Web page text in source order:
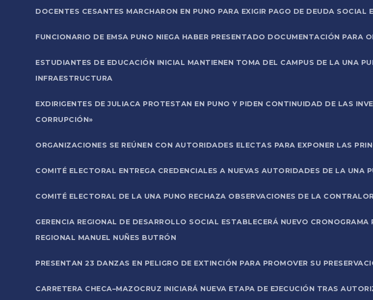
DOCENTES CESANTES MARCHARON EN PUNO PARA EXIGIR PAGO DE DEUDA SOCIAL
FUNCIONARIO DE EMSA PUNO NIEGA HABER PRESENTADO DOCUMENTACIÓN PARA
ESTUDIANTES DE EDUCACIÓN INICIAL MANTIENEN TOMA DEL CAMPUS DE LA UNA
INFRAESTRUCTURA
EXDIRIGENTES DE JULIACA PROTESTAN EN PUNO Y PIDEN CONTINUIDAD DE LAS
CORRUPCIÓN»
ORGANIZACIONES SE REÚNEN CON AUTORIDADES ELECTAS PARA EXPONER LAS
COMITÉ ELECTORAL ENTREGA CREDENCIALES A NUEVAS AUTORIDADES DE LA UNA
COMITÉ ELECTORAL DE LA UNA PUNO RECHAZA OBSERVACIONES DE LA
GERENCIA REGIONAL DE DESARROLLO SOCIAL ESTABLECERÁ NUEVO
REGIONAL MANUEL NUÑES BUTRÓN
PRESENTAN 23 DANZAS EN PELIGRO DE EXTINCIÓN PARA PROMOVER SU
CARRETERA CHECA–MAZOCRUZ INICIARÁ NUEVA ETAPA DE EJECUCIÓN TRAS